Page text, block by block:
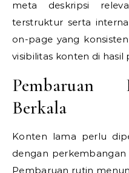
meta deskripsi
terstruktur serta
on-page yang
visibilitas konten di hasil
Pembaruan
Berkala
Konten lama perlu
dengan
Pembaruan rutin